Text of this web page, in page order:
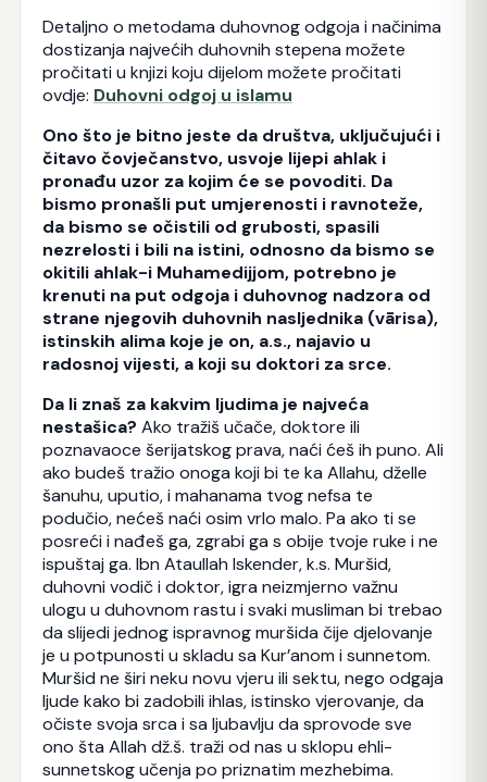
Detaljno o metodama duhovnog odgoja i načinima
dostizanja najvećih duhovnih stepena možete
pročitati u knjizi koju dijelom možete pročitati
ovdje: Duhovni odgoj u islamu
Ono što je bitno jeste da društva, uključujući i
čitavo čovječanstvo, usvoje lijepi ahlak i
pronađu uzor za kojim će se povoditi. Da
bismo pronašli put umjerenosti i ravnoteže,
da bismo se očistili od grubosti, spasili
nezrelosti i bili na istini, odnosno da bismo se
okitili ahlak-i Muhamedijjom, potrebno je
krenuti na put odgoja i duhovnog nadzora od
strane njegovih duhovnih nasljednika (vārisa),
istinskih alima koje je on, a.s., najavio u
radosnoj vijesti, a koji su doktori za srce.
Da li znaš za kakvim ljudima je najveća
nestašica? Ako tražiš učače, doktore ili
poznavaoce šerijatskog prava, naći ćeš ih puno. Ali
ako budeš tražio onoga koji bi te ka Allahu, dželle
šanuhu, uputio, i mahanama tvog nefsa te
podučio, nećeš naći osim vrlo malo. Pa ako ti se
posreći i nađeš ga, zgrabi ga s obije tvoje ruke i ne
ispuštaj ga. Ibn Ataullah Iskender, k.s. Muršid,
duhovni vodič i doktor, igra neizmjerno važnu
ulogu u duhovnom rastu i svaki musliman bi trebao
da slijedi jednog ispravnog muršida čije djelovanje
je u potpunosti u skladu sa Kur’anom i sunnetom.
Muršid ne širi neku novu vjeru ili sektu, nego odgaja
ljude kako bi zadobili ihlas, istinsko vjerovanje, da
očiste svoja srca i sa ljubavlju da sprovode sve
ono šta Allah dž.š. traži od nas u sklopu ehli-
sunnetskog učenja po priznatim mezhebima.